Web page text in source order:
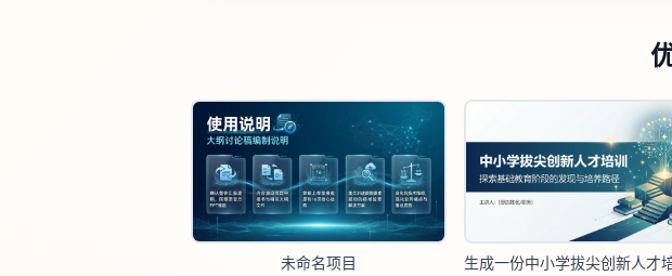
未命名项目